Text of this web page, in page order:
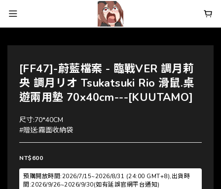
[FF47]-蔚藍檔案 - 臨戰VER 調月莉
央 調月リオ Tsukatsuki Rio 滑鼠.桌
遊兩用墊 70x40cm---[KUUTAMO]
尺寸:70*40CM
#贈送:霧面收納袋
NT$600
預購開放時間:2026/7/15~2026/8/31 (24:00 GMT+8),出貨時
間:2026/9/26~2026/9/30(如有延誤官網平台通知)